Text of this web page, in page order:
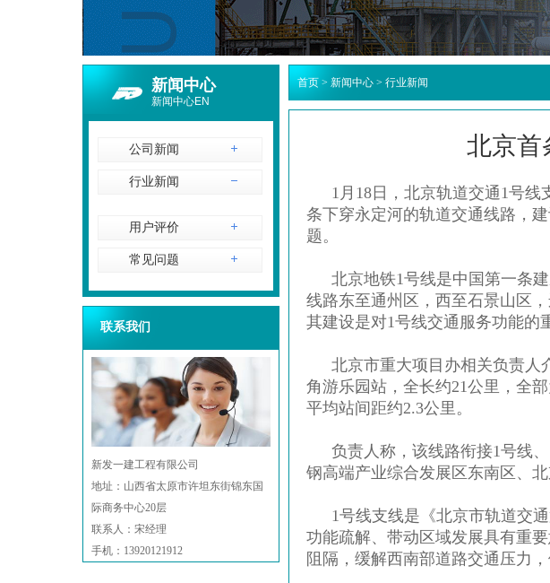
新闻中心
新闻中心EN
公司新闻
行业新闻
用户评价
常见问题
联系我们
新发一建工程有限公司
地址：山西省太原市许坦东街锦东国
际商务中心20层
联系人：宋经理
手机：13920121912
首页 > 新闻中心 > 行业新闻
北京首
1月18日，北京轨道交通1号
条下穿永定河的轨道交通线路，
题。
北京地铁1号线是中国第一条
线路东至通州区，西至石景山区
其建设是对1号线交通服务功能的
北京市重大项目办相关负责人
角游乐园站，全长约21公里，全
平均站间距约2.3公里。
负责人称，该线路衔接1号线
钢高端产业综合发展区东南区、
1号线支线是《北京市轨道交
功能疏解、带动区域发展具有重
阻隔，缓解西南部道路交通压力，